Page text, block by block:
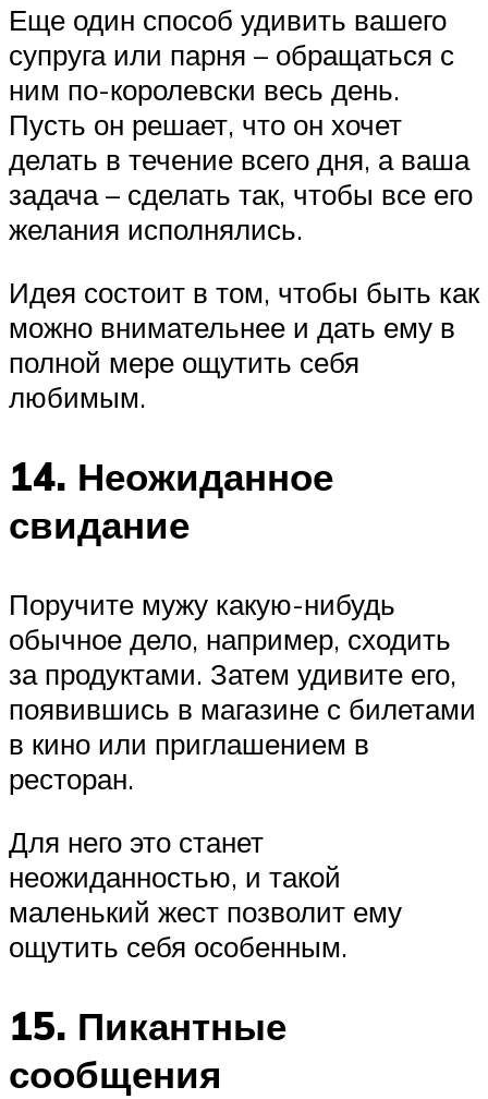
Еще один способ удивить вашего
супруга или парня – обращаться с
ним по-королевски весь день.
Пусть он решает, что он хочет
делать в течение всего дня, а ваша
задача – сделать так, чтобы все его
желания исполнялись.
Идея состоит в том, чтобы быть как
можно внимательнее и дать ему в
полной мере ощутить себя
любимым.
14. Неожиданное
свидание
Поручите мужу какую-нибудь
обычное дело, например, сходить
за продуктами. Затем удивите его,
появившись в магазине с билетами
в кино или приглашением в
ресторан.
Для него это станет
неожиданностью, и такой
маленький жест позволит ему
ощутить себя особенным.
15. Пикантные
сообщения